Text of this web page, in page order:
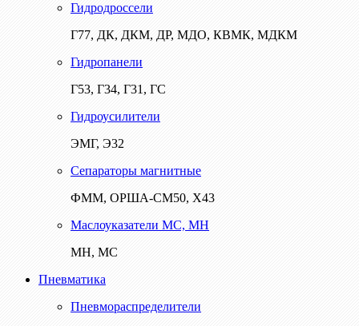
Гидродроссели
Г77, ДК, ДКМ, ДР, МДО, КВМК, МДКМ
Гидропанели
Г53, Г34, Г31, ГС
Гидроусилители
ЭМГ, Э32
Сепараторы магнитные
ФММ, ОРША-СМ50, Х43
Маслоуказатели МС, МН
МН, МС
Пневматика
Пневмораспределители